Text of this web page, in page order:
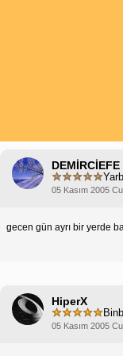
DEMİRCİEFE
05 Kasım 2005
gecen gün ayrı bir yerde
HiperX
05 Kasım 2005